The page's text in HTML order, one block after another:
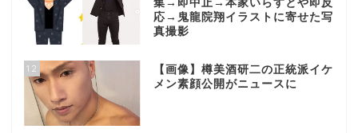
集→即中止→本家いらすとや即反
応→鬼龍院翔イラストに寄せた写
真撮影
12
【画像】樽美酒研二の正統派イケ
メン素顔公開がニュースに